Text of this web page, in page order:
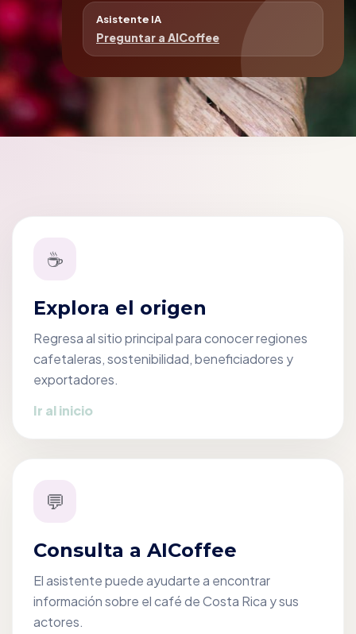
Asistente IA
Preguntar a AICoffee
☕
Explora el origen
Regresa al sitio principal para conocer regiones
cafetaleras, sostenibilidad, beneficiadores y
exportadores.
Ir al inicio
💬
Consulta a AICoffee
El asistente puede ayudarte a encontrar
información sobre el café de Costa Rica y sus
actores.